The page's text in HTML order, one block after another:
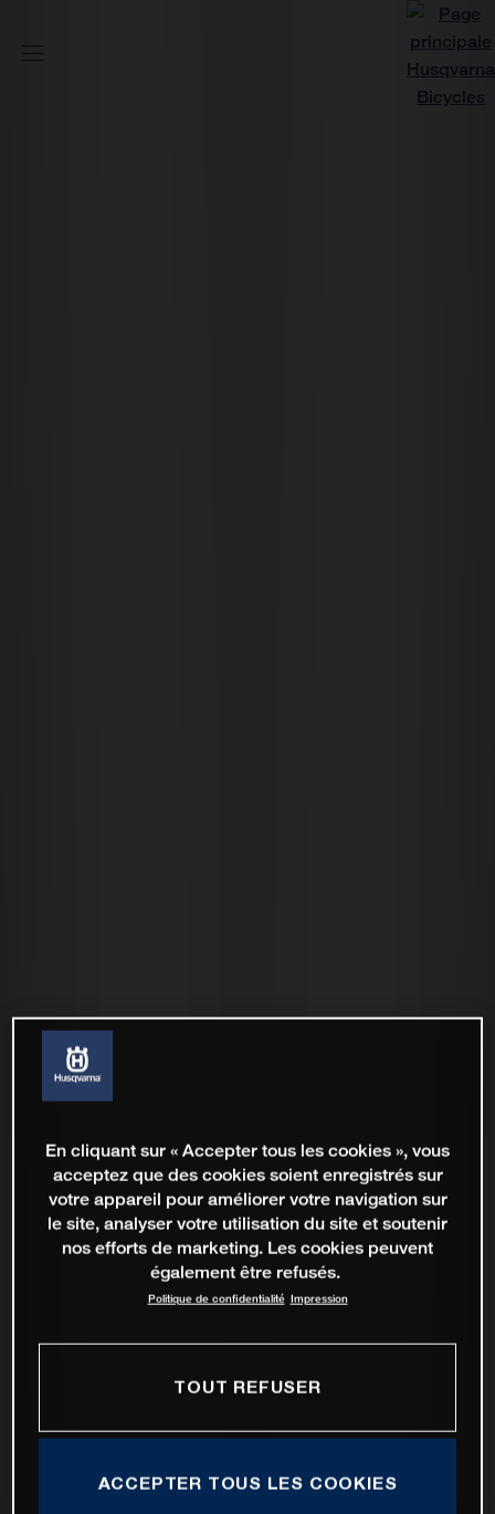
En cliquant sur « Accepter tous les cookies », vous
acceptez que des cookies soient enregistrés sur
votre appareil pour améliorer votre navigation sur
le site, analyser votre utilisation du site et soutenir
nos efforts de marketing. Les cookies peuvent
également être refusés.
Politique de confidentialité Impression
TOUT REFUSER
ACCEPTER TOUS LES COOKIES